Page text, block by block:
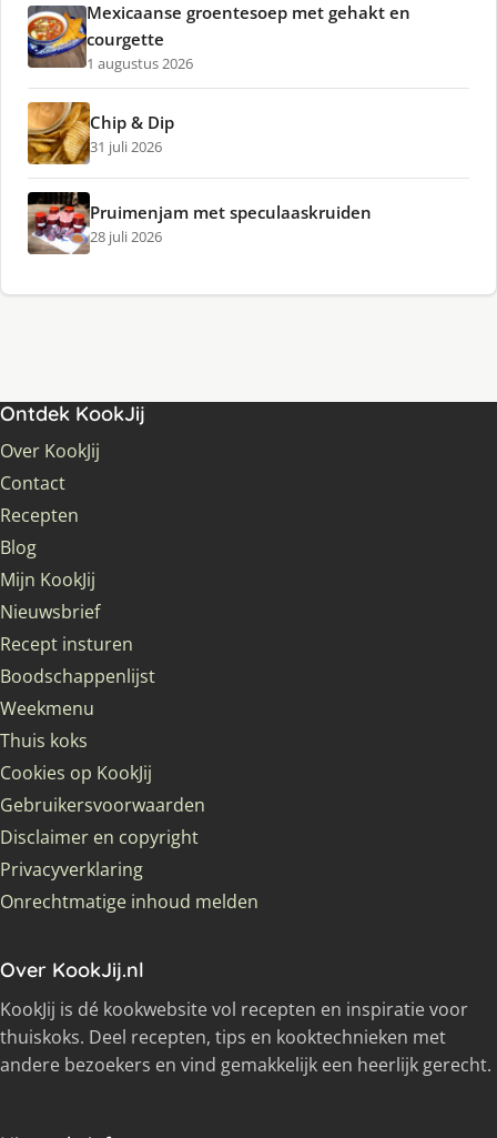
Mexicaanse groentesoep met gehakt en
courgette
1 augustus 2026
Chip & Dip
31 juli 2026
Pruimenjam met speculaaskruiden
28 juli 2026
Ontdek KookJij
Over KookJij
Contact
Recepten
Blog
Mijn KookJij
Nieuwsbrief
Recept insturen
Boodschappenlijst
Weekmenu
Thuis koks
Cookies op KookJij
Gebruikersvoorwaarden
Disclaimer en copyright
Privacyverklaring
Onrechtmatige inhoud melden
Over KookJij.nl
KookJij is dé kookwebsite vol recepten en inspiratie voor
thuiskoks. Deel recepten, tips en kooktechnieken met
andere bezoekers en vind gemakkelijk een heerlijk gerecht.